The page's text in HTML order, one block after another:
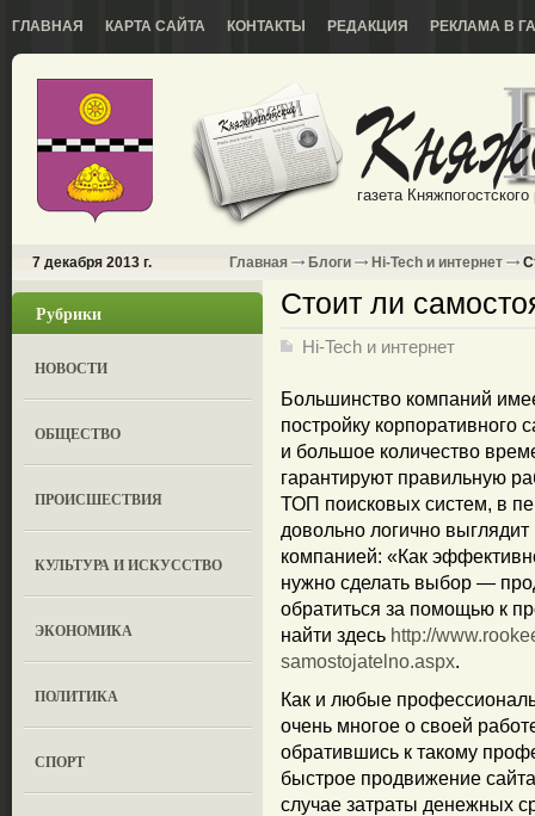
ГЛАВНАЯ КАРТА САЙТА КОНТАКТЫ РЕДАКЦИЯ РЕКЛАМА В
газета
7 декабря 2013 г. Главная Блоги Hi-Tech и интернет
Рубрики
НОВОСТИ
ОБЩЕСТВО
ПРОИСШЕСТВИЯ
КУЛЬТУРА И ИСКУССТВО
ЭКОНОМИКА
ПОЛИТИКА
СПОРТ
Стоит ли
Hi-Tech и интернет
Большинство компаний
постройку корпоративного
и большое количество
гарантируют правильную
ТОП поисковых систем, в
довольно логично
компанией: «Как
нужно сделать выбор —
обратиться за помощью к
найти здесь http://
samostojatelno.aspx.
Как и любые
очень многое о своей
обратившись к такому
быстрое продвижение
случае затраты денежных